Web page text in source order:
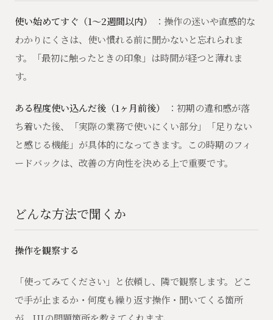
使い始めてすぐ（1〜2週間以内）
：操作の迷いや直感的な
わかりにくさは、使い慣れる前に聞かないと忘れられま
す。「最初に触ったときの印象」は時間が経つと薄れま
す。
ある程度使い込んだ後（1ヶ月前後）
：初期の違和感が落
ち着いた後、「実際の業務で使いにくい部分」「足りない
と感じる機能」が具体的になってきます。この時期のフィ
ードバックは、改善の方向性を決める上で重要です。
どんな方法で聞くか
操作を観察する
「使ってみてください」と依頼し、隣で観察します。どこ
で手が止まるか・何度も繰り返す操作・聞いてくる箇所